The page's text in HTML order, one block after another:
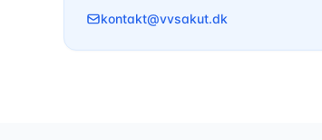
kontakt@vvsakut.dk